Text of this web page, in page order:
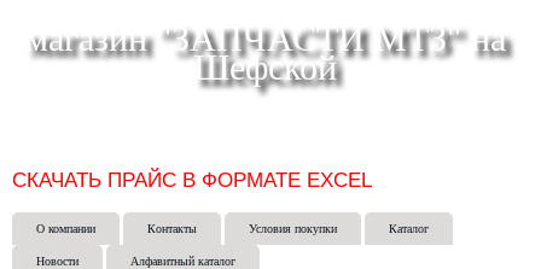
магазин "ЗАПЧАСТИ МТЗ" на
Шефской
СКАЧАТЬ ПРАЙС В ФОРМАТЕ EXCEL
О компании Контакты Условия покупки Каталог
Новости Алфавитный каталог